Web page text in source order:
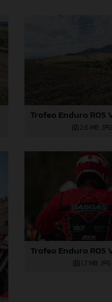
2,6 MB .JPG
1,7 MB .JPG